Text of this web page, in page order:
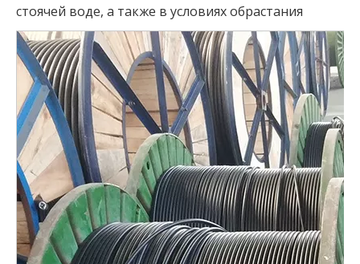
стоячей воде, а также в условиях обрастания